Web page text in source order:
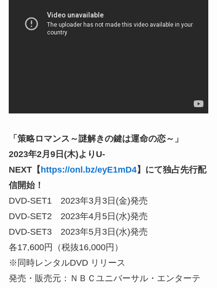
「策略ロマンス～謎解きの鍵は運命の恋～」
2023年2月9日(木)よりU-
NEXT【https://onl.bz/eyE1mD4】にて独占先行配
信開始！
DVD-SET1 2023年3月3日(金)発売
DVD-SET2 2023年4月5日(水)発売
DVD-SET3 2023年5月3日(水)発売
各17,600円（税抜16,000円）
※同時レンタルDVD リリース
発売・販売元：ＮＢＣユニバーサル・エンターテ